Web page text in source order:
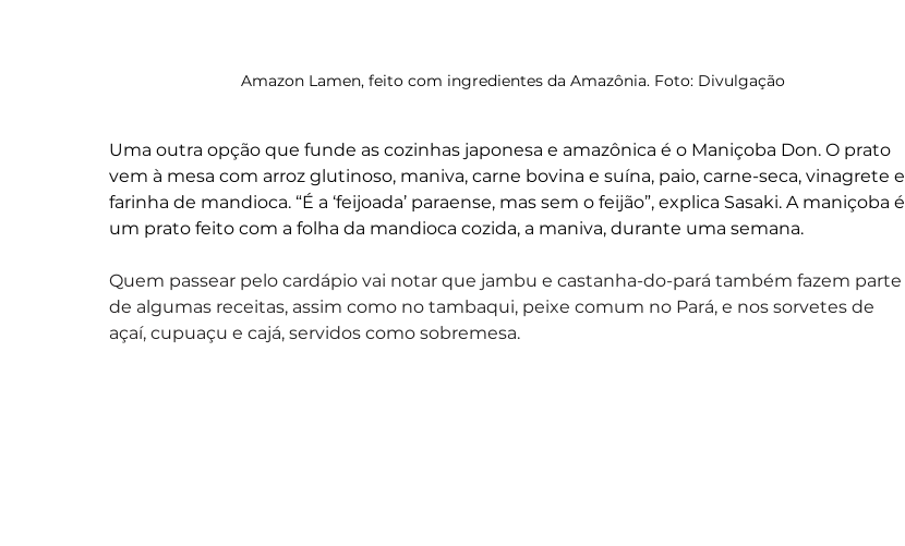
Amazon Lamen, feito com ingredientes da Amazônia. Foto: Divulgação
Uma outra opção que funde as cozinhas japonesa e amazônica é o Maniçoba Don. O prato
vem à mesa com arroz glutinoso, maniva, carne bovina e suína, paio, carne-seca, vinagrete e
farinha de mandioca. “É a ‘feijoada’ paraense, mas sem o feijão”, explica Sasaki. A maniçoba é
um prato feito com a folha da mandioca cozida, a maniva, durante uma semana.
Quem passear pelo cardápio vai notar que jambu e castanha-do-pará também fazem parte
de algumas receitas, assim como no tambaqui, peixe comum no Pará, e nos sorvetes de
açaí, cupuaçu e cajá, servidos como sobremesa.